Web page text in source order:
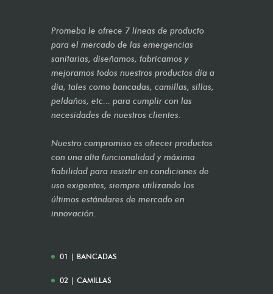
Promeba le ofrece 7 líneas de producto
para el mercado de las emergencias
sanitarias, diseñamos, fabricamos y
mejoramos todos nuestros productos día a
día, tales como bancadas, camillas, sillas,
peldaños, etc... para cumplir con las
necesidades de nuestros clientes.
Nuestro compromiso es ofrecer productos
con una alta funcionalidad y máxima
fiabilidad para resistir en condiciones de
uso exigentes, siempre utilizando los
últimos estándares de mercado en
innovación.
01 | BANCADAS
02 | CAMILLAS